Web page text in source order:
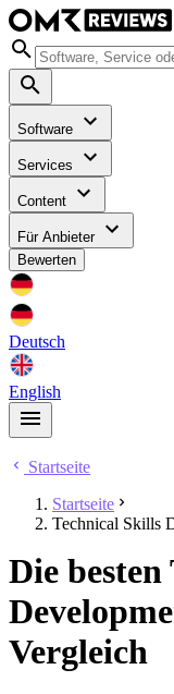
Software
Services
Content
Für Anbieter
Bewerten
Deutsch
English
Startseite
Startseite
Technical Skills
Die
Vergleich